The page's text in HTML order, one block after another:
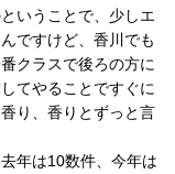
いうことで、少しエ
ですけど、香川でも
クラスで後ろの方に
てやることですぐに
り、香りとずっと言
年は10数件、今年は